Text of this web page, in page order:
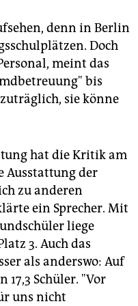
denn in Berlin
Doch
meint das
bis
sie könne
hat die Kritik am
Ausstattung der
zu anderen
ein Sprecher. Mit
liege
3. Auch das
als anderswo: Auf
Schüler. "Vor
uns nicht